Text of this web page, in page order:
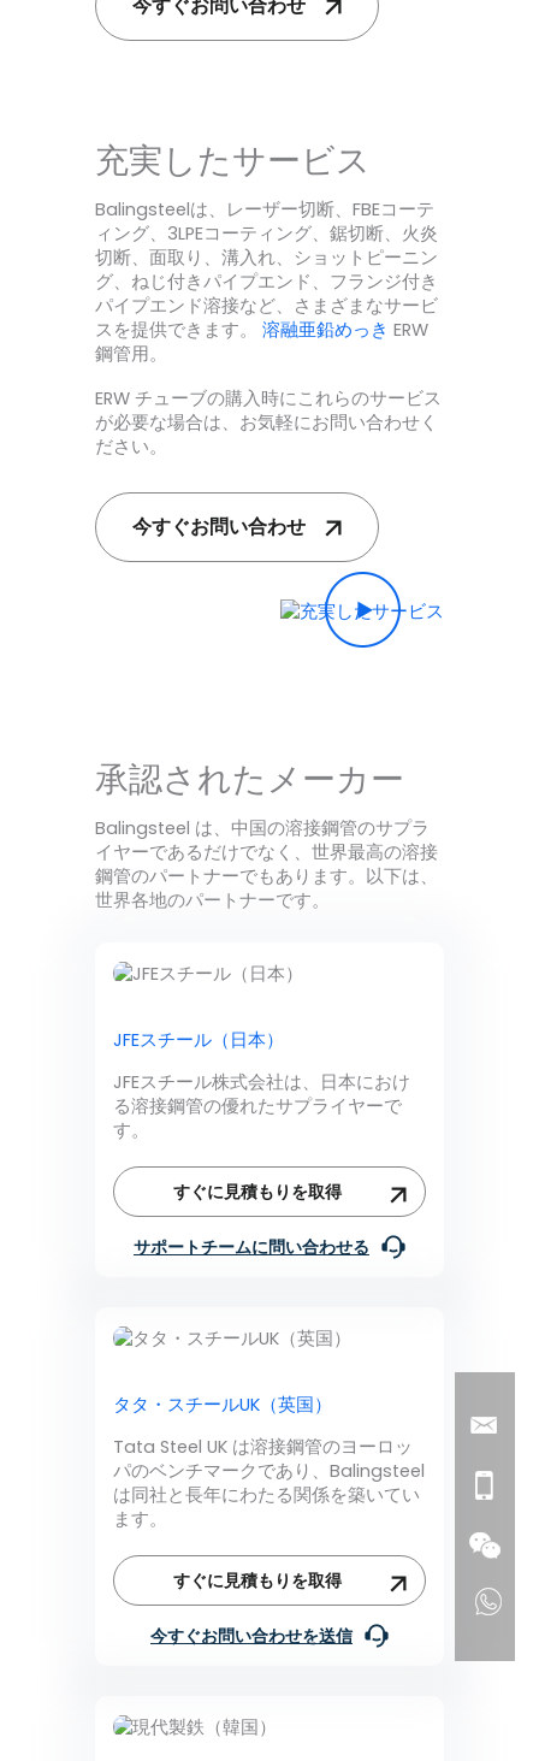
充実したサービス
Balingsteelは、レーザー切断、FBEコーテ
ィング、3LPEコーティング、鋸切断、火炎
切断、面取り、溝入れ、ショットピーニン
グ、ねじ付きパイプエンド、フランジ付き
パイプエンド溶接など、さまざまなサービ
スを提供できます。 溶融亜鉛めっき ERW
鋼管用。
ERW チューブの購入時にこれらのサービス
が必要な場合は、お気軽にお問い合わせく
ださい。
今すぐお問い合わせ
承認されたメーカー
Balingsteel は、中国の溶接鋼管のサプラ
イヤーであるだけでなく、世界最高の溶接
鋼管のパートナーでもあります。以下は、
世界各地のパートナーです。
JFEスチール（日本）
JFEスチール株式会社は、日本におけ
る溶接鋼管の優れたサプライヤーで
す。
すぐに見積もりを取得
サポートチームに問い合わせる
タタ・スチールUK（英国）
Tata Steel UK は溶接鋼管のヨーロッ
パのベンチマークであり、Balingsteel
は同社と長年にわたる関係を築いてい
ます。
すぐに見積もりを取得
今すぐお問い合わせを送信